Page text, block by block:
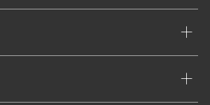
+
+